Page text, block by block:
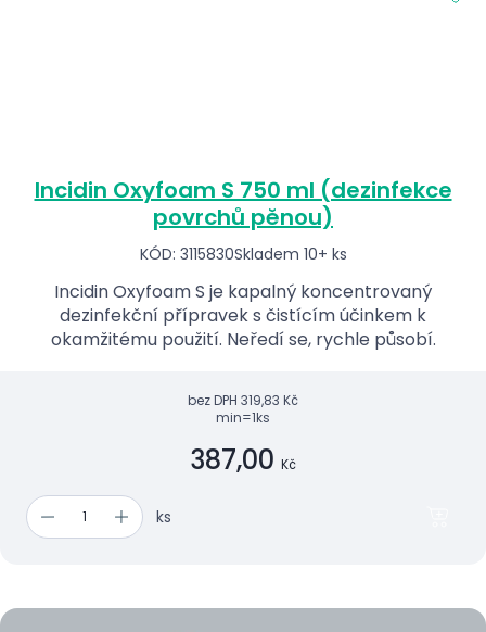
Incidin Oxyfoam S 750 ml (dezinfekce
povrchů pěnou)
KÓD: 3115830Skladem 10+ ks
Incidin Oxyfoam S je kapalný koncentrovaný
dezinfekční přípravek s čistícím účinkem k
okamžitému použití. Neředí se, rychle působí.
bez DPH 319,83 Kč
min=1ks
387,00 Kč
ks